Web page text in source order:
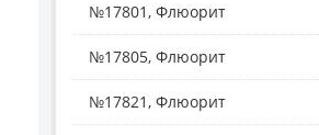
№17801, Флюорит
№17805, Флюорит
№17821, Флюорит